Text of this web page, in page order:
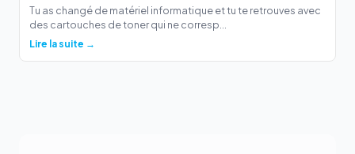
Tu as changé de matériel informatique et tu te retrouves avec
des cartouches de toner qui ne corresp...
Lire la suite →